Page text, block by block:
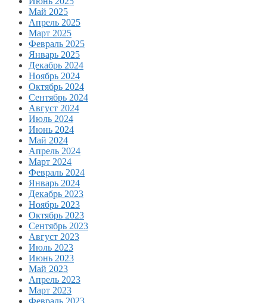
Май 2025
Апрель 2025
Март 2025
Февраль 2025
Январь 2025
Декабрь 2024
Ноябрь 2024
Октябрь 2024
Сентябрь 2024
Август 2024
Июль 2024
Июнь 2024
Май 2024
Апрель 2024
Март 2024
Февраль 2024
Январь 2024
Декабрь 2023
Ноябрь 2023
Октябрь 2023
Сентябрь 2023
Август 2023
Июль 2023
Июнь 2023
Май 2023
Апрель 2023
Март 2023
Февраль 2023